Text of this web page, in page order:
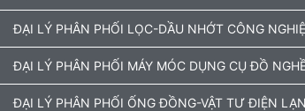
ĐẠI LÝ PHÂN PHỐI LỌC-DẦU NHỚT CÔNG
ĐẠI LÝ PHÂN PHỐI MÁY MÓC DỤNG CỤ ĐỒ
ĐẠI LÝ PHÂN PHỐI ỐNG ĐỒNG-VẬT TƯ ĐIỆN